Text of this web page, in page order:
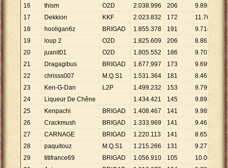
16
thism O2D 2.038.996 206 9.898
17
Dekkion KKF 2.023.832 172 11.766
18
hooligan6z BRIGAD 1.855.378 191 9.714
19
loup 2 O2D 1.825.609 206 8.862
20
juanit01 O2D 1.805.552 186 9.707
21
Dragagibus BRIGAD 1.677.997 173 9.699
22
chrisss007 M.Q.S1 1.531.364 181 8.461
23
Ken-G-Dan L2P 1.499.232 153 9.799
24
Liqueur De Chêne 1.434.421 145 9.893
25
Kenpachi BRIGAD 1.408.467 141 9.989
26
Crackmush BRIGAD 1.333.969 141 9.461
27
CARNAGE BRIGAD 1.220.113 141 8.653
28
paquitouz M.Q.S1 1.215.266 131 9.277
29
titifrance69 BRIGAD 1.056.910 105 10.066